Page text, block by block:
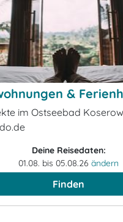
&
im Ostseebad
Deine Reisedaten:
01.08. bis 05.08.26 ändern
Finden